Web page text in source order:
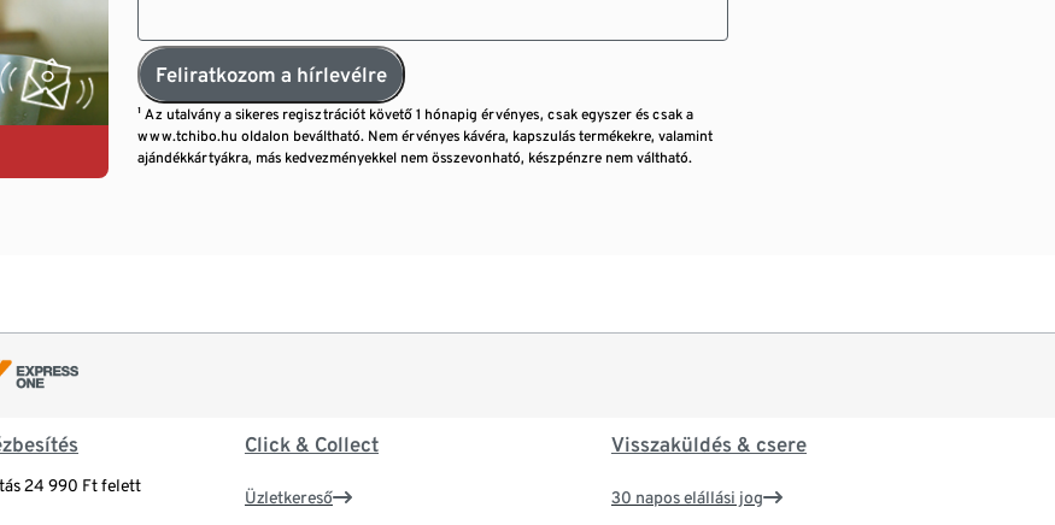
Feliratkozom a hírlevélre
¹ Az utalvány a sikeres regisztrációt követő 1 hónapig érvényes, csak egyszer és csak a
www.tchibo.hu oldalon beváltható. Nem érvényes kávéra, kapszulás termékekre, valamint
ajándékkártyákra, más kedvezményekkel nem összevonható, készpénzre nem váltható.
24 990 Ft felett
Click & Collect
Üzletkereső
Visszaküldés & csere
30 napos elállási jog